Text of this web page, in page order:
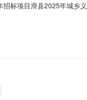
标项目滑县2025年城乡
资金项目。2.2项目投资